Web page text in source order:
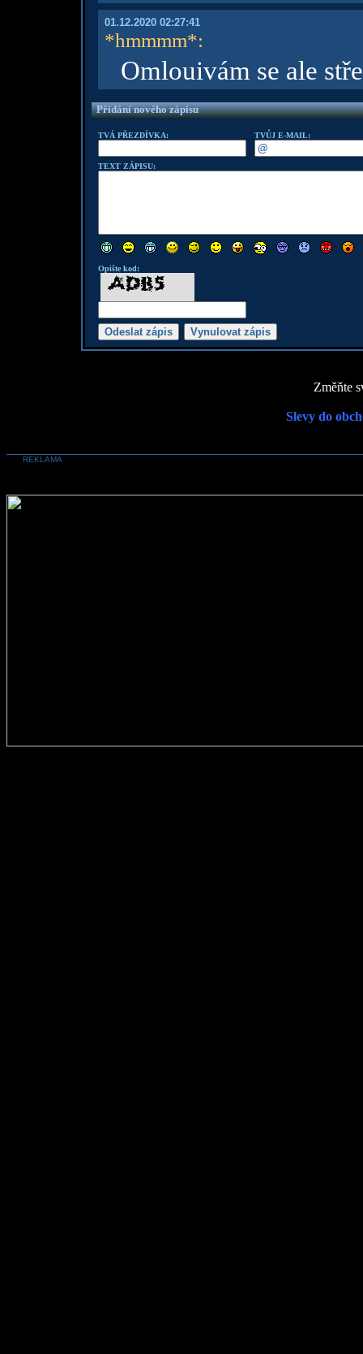
01.12.2020 02:27:41
*hmmmm*:
Omlouivám se ale
Přidání nového zápisu
TVÁ PŘEZDÍVKA: TVŮJ E-MAIL:
TEXT ZÁPISU:
Opište kod:
Změňte
Slevy do
REKLAMA